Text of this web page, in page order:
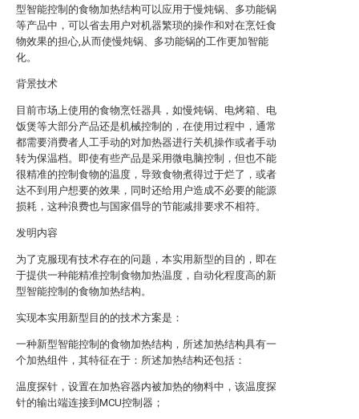
型智能控制的食物加热结构可以应用于慢炖锅、多功能锅
等产品中，可以省去用户对机器繁琐的操作和对在烹饪食
物效果的担心,从而使慢炖锅、多功能锅的工作更加智能
化。
背景技术
目前市场上使用的食物烹饪器具，如慢炖锅、电烤箱、电
饭煲等大部分产品还是机械控制的，在使用过程中，通常
都需要消费者人工手动的对加热器进行关机操作或者手动
转为保温档。即使有些产品是采用微电脑控制，但也不能
很精准的控制食物的温度，导致食物煮得过于烂了，或者
达不到用户想要的效果，同时还给用户造成不必要的能源
损耗，这种浪费也与国家倡导的节能减排要求不相符。
发明内容
为了克服现有技术存在的问题，本实用新型的目的，即在
于提供一种能精准控制食物加热温度，自动化程度高的新
型智能控制的食物加热结构。
实现本实用新型目的的技术方案是：
一种新型智能控制的食物加热结构，所述加热结构具有一
个加热组件，其特征在于：所述加热结构还包括：
温度探针，设置在加热容器内被加热的物料中，该温度探
针的输出端连接到MCU控制器；